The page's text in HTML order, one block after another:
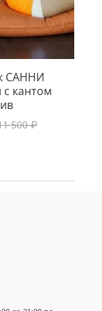
САННИ
кантом
500 ₽